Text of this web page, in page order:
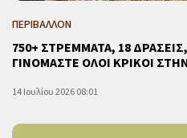
ΠΕΡΙΒΑΛΛΟΝ
750+ ΣΤΡΕΜΜΑΤΑ, 18
ΓΙΝΟΜΑΣΤΕ ΟΛΟΙ ΚΡΙΚΟΙ
14 Ιουλίου 2026 08:01